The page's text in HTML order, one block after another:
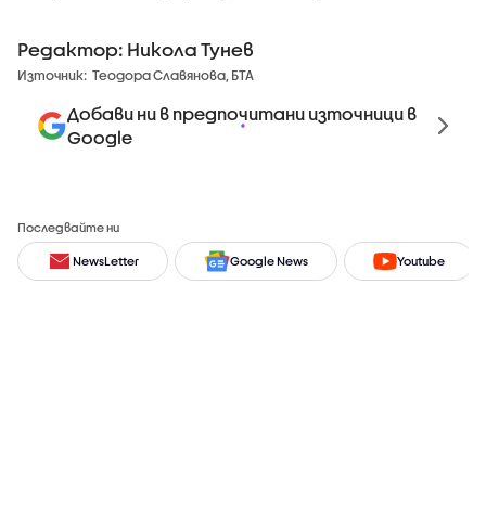
Редактор: Никола Тунев
Източник: Теодора Славянова, БТА
Добави ни в предпочитани източници в
Google
Последвайте ни
NewsLetter Google News Youtube